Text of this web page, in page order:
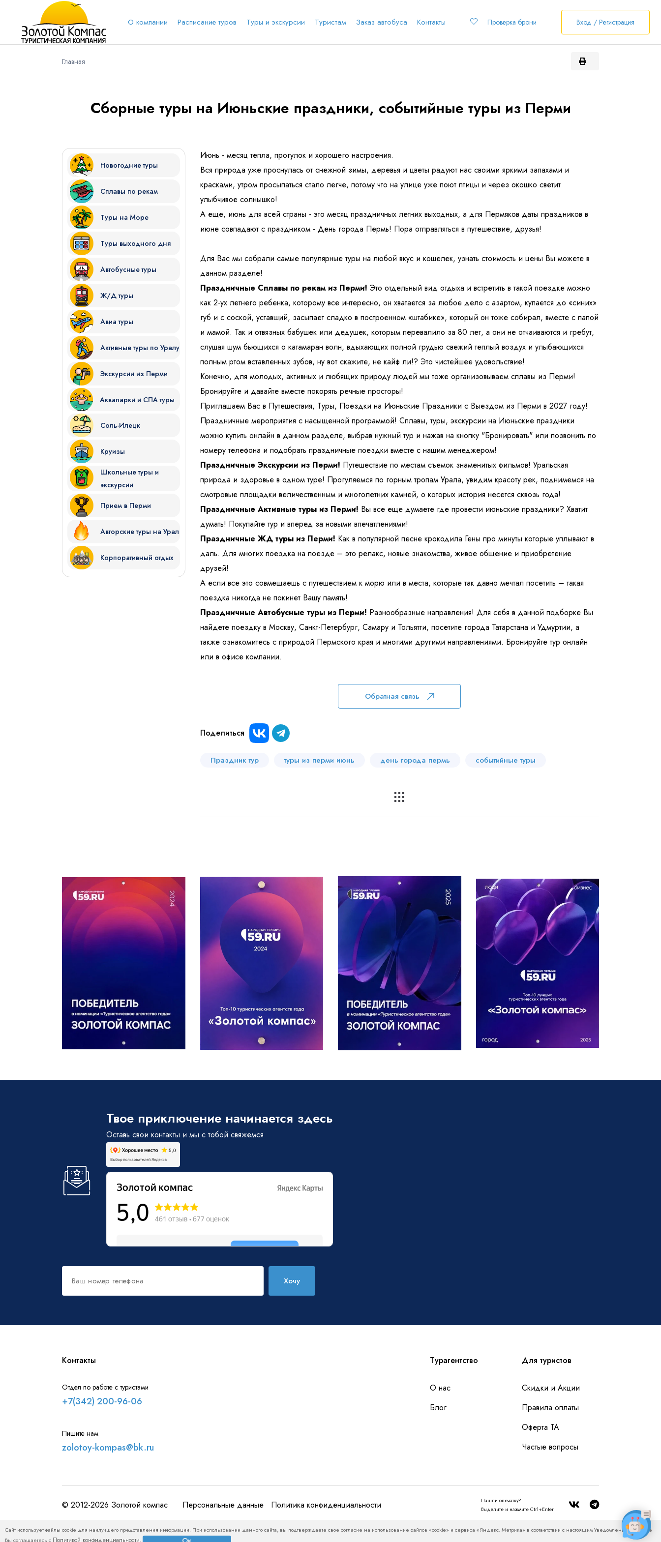
О компании Расписание туров Туры и экскурсии Туристам Заказ автобуса Контакты Проверка брони Вход / Регистрация
Главная
Сборные туры на Июньские праздники, событийные туры из Перми
Новогодние туры
Сплавы по рекам
Туры на Море
Туры выходного дня
Автобусные туры
Ж/Д туры
Авиа туры
Активные туры по Уралу
Экскурсии из Перми
Аквапарки и СПА туры
Соль-Илецк
Круизы
Школьные туры и
экскурсии
Прием в Перми
Авторские туры на Урал
Корпоративный отдых
Июнь - месяц тепла, прогулок и хорошего настроения.
Вся природа уже проснулась от снежной зимы, деревья и цветы радуют нас своими яркими запахами и
красками, утром просыпаться стало легче, потому что на улице уже поют птицы и через окошко светит
улыбчивое солнышко!
А еще, июнь для всей страны - это месяц праздничных летних выходных, а для Пермяков даты праздников в
июне совпадают с праздником - День города Пермь! Пора отправляться в путешествие, друзья!
Для Вас мы собрали самые популярные туры на любой вкус и кошелек, узнать стоимость и цены Вы можете в
данном разделе!
Праздничные Сплавы по рекам из Перми! Это отдельный вид отдыха и встретить в такой поездке можно
как 2-ух летнего ребенка, которому все интересно, он хватается за любое дело с азартом, купается до «синих»
губ и с соской, уставший, засыпает сладко в построенном «штабике», который он тоже собирал, вместе с папой
и мамой. Так и отвязных бабушек или дедушек, которым перевалило за 80 лет, а они не отчаиваются и гребут,
слушая шум бьющихся о катамаран волн, вдыхающих полной грудью свежий теплый воздух и улыбающихся
полным ртом вставленных зубов, ну вот скажите, не кайф ли!? Это чистейшее удовольствие!
Конечно, для молодых, активных и любящих природу людей мы тоже организовываем сплавы из Перми!
Бронируйте и давайте вместе покорять речные просторы!
Приглашаем Вас в Путешествия, Туры, Поездки на Июньские Праздники с Выездом из Перми в 2027 году!
Праздничные мероприятия с насыщенной программой! Сплавы, туры, экскурсии на Июньские праздники
можно купить онлайн в данном разделе, выбрав нужный тур и нажав на кнопку "Бронировать" или позвонить по
номеру телефона и подобрать праздничные поездки вместе с нашим менеджером!
Праздничные Экскурсии из Перми! Путешествие по местам съемок знаменитых фильмов! Уральская
природа и здоровье в одном туре! Прогуляемся по горным тропам Урала, увидим красоту рек, поднимемся на
смотровые площадки величественным и многолетних камней, о которых история несется сквозь года!
Праздничные Активные туры из Перми! Вы все еще думаете где провести июньские праздники? Хватит
думать! Покупайте тур и вперед за новыми впечатлениями!
Праздничные ЖД туры из Перми! Как в популярной песне крокодила Гены про минуты которые уплывают в
даль. Для многих поездка на поезде – это релакс, новые знакомства, живое общение и приобретение
друзей!
А если все это совмещаешь с путешествием к морю или в места, которые так давно мечтал посетить – такая
поездка никогда не покинет Вашу память!
Праздничные Автобусные туры из Перми! Разнообразные направления! Для себя в данной подборке Вы
найдете поездку в Москву, Санкт-Петербург, Самару и Тольятти, посетите города Татарстана и Удмуртии, а
также ознакомитесь с природой Пермского края и многими другими направлениями. Бронируйте тур онлайн
или в офисе компании.
Обратная связь
Поделиться
Праздник тур туры из перми июнь день города пермь событийные туры
Твое приключение начинается здесь
Оставь свои контакты и мы с тобой свяжемся
Хочу
Контакты
Отдел по работе с туристами
+7(342) 200-96-06
Пишите нам
zolotoy-kompas@bk.ru
Турагентство
О нас
Блог
Для туристов
Скидки и Акции
Правила оплаты
Оферта ТА
Частые вопросы
© 2012-2026 Золотой компас Персональные данные Политика конфиденциальности
Нашли опечатку?
Выделите и нажмите Ctrl+Enter
материалам и не является публичной офертой. Пожалуйста, уточняйте у менеджеров актуальные цены и условия.
Куда бы Вы хотели отправиться?
Я даю согласие на обработку персональных данныхи ознакомленс политикой компании в отношении обработки персональных данных
Я даю согласие на
Сайт использует файлы cookie для наилучшего представления информации. При использовании данного сайта, вы подтверждаете свое согласие на использование файлов «cookie» и сервиса «Яндекс. Метрика» в соответствии с настоящим Уведомлением, а также
Вы соглашаетесь с Политикой конфиденциальности.